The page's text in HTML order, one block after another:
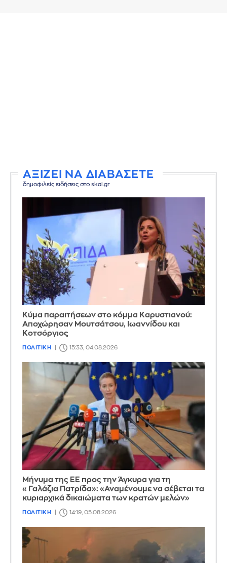
ΑΞΙΖΕΙ ΝΑ ΔΙΑΒΑΣΕΤΕ
δημοφιλείς ειδήσεις στο skai.gr
Κύμα παραιτήσεων στο κόμμα Καρυστιανού:
Αποχώρησαν Μουτσάτσου, Ιωαννίδου και
Κοτσόργιος
ΠΟΛΙΤΙΚΗ 15:33, 04.08.2026
Μήνυμα της ΕΕ προς την Άγκυρα για τη
«Γαλάζια Πατρίδα»: «Αναμένουμε να σέβεται τα
κυριαρχικά δικαιώματα των κρατών μελών»
ΠΟΛΙΤΙΚΗ 14:19, 05.08.2026